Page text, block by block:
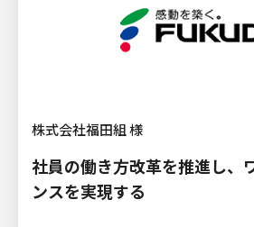
株式会社福田組 様
社員の働き方改革を推進し、
ンスを実現する